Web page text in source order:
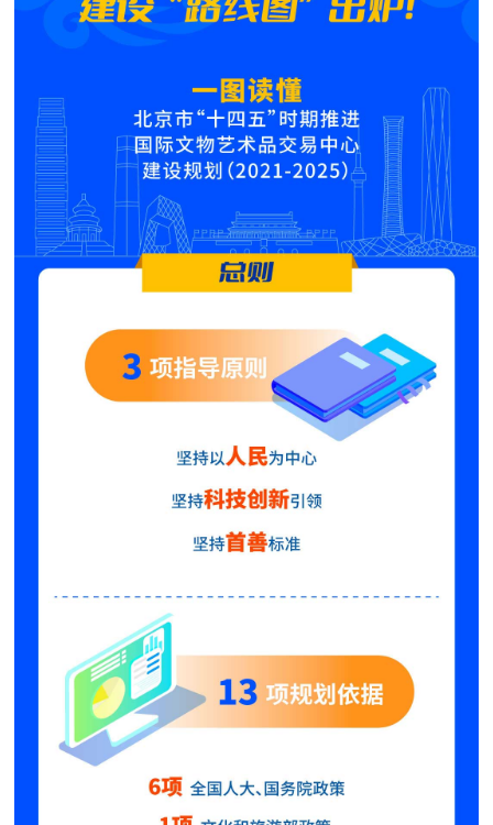
便民服務
仲介服務 陽光政務
政民互動
12345網上接訴即辦 我要諮詢 我要建議
線上訪談
走進北京
北京概況 十六區概覽 人文北京
圖説北京
DEUTSCH
ESPAÑOL العربية PORTUGUÊS
ITALIANO